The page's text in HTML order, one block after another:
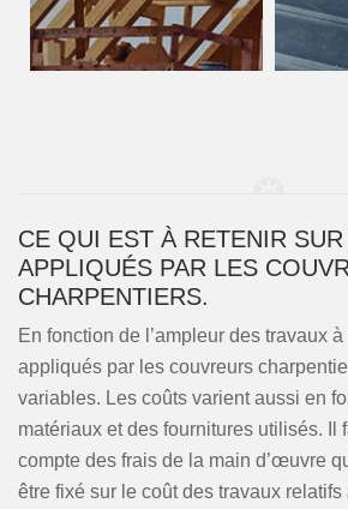
CE QUI EST À RETENIR
APPLIQUÉS PAR LES
CHARPENTIERS.
En fonction de l’ampleur des travaux
appliqués par les couvreurs
variables. Les coûts varient aussi en
matériaux et des fournitures utilisés. Il
compte des frais de la main d’œuvre
être fixé sur le coût des travaux relatifs